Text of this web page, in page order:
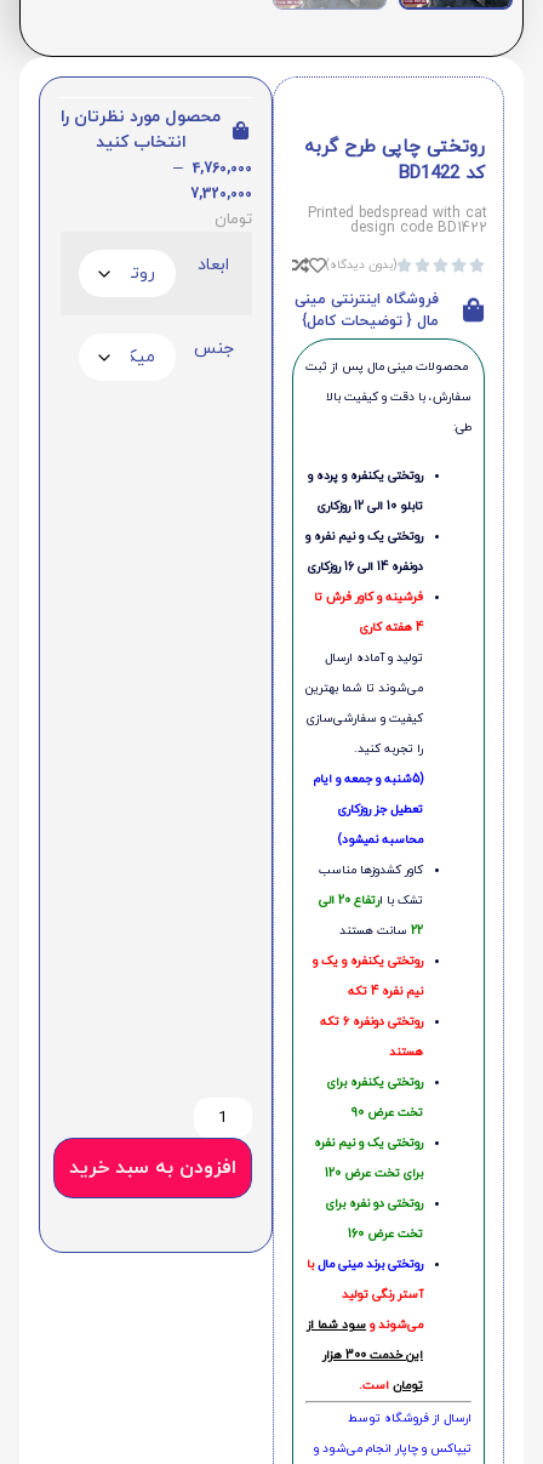
روتختی چاپی طرح گربه
کد BD1422
Printed bedspread with cat
design code BD1422




(بدون دیدگاه)
فروشگاه اینترنتی مینی
مال { توضیحات کامل}
محصولات مینی‌ مال پس از ثبت
سفارش، با دقت و کیفیت بالا
طی:
روتختی یکنفره و پرده و
تابلو 10 الی 12 روزکاری
روتختی یک و نیم نفره و
دونفره 14 الی 16 روزکاری
فرشینه و کاور فرش تا
4 هفته کاری
تولید و آماده ارسال
می‌شوند تا شما بهترین
کیفیت و سفارشی‌سازی
را تجربه کنید.
(5شنبه و جمعه و ایام
تعطیل جز روزکاری
محاسبه نمیشود)
کاور کشدوزها مناسب
تشک با ا
رتفاع 20 الی
22 سانت هستند
روتختی یکنفره و یک و
نیم نفره 4 تکه
روتختی دونفره 6 تکه
هستند
روتختی یکنفره برای
تخت عرض 90
روتختی یک و نیم نفره
برای تخت عرض 120
روتختی دو نفره برای
تخت عرض 160
روتختی‌ برند مینی مالبا
آستر رنگی تولید
می‌شوند و سود شما از
این خدمت 300 هزار
تومان است.
ارسال از فروشگاه توسط
تیپاکس و چاپار انجام می‌شود و
محصول مورد نظرتان را
انتخاب کنید
4,760,000
–
7,320,000
تومان
ابعاد
جنس
افزودن به سبد خرید